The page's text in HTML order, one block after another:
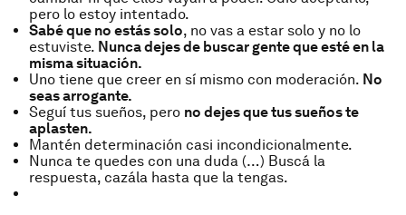
pero lo estoy intentado.
Sabé que no estás solo, no vas a estar solo y no lo
estuviste. Nunca dejes de buscar gente que esté en la
misma situación.
Uno tiene que creer en sí mismo con moderación. No
seas arrogante.
Seguí tus sueños, pero no dejes que tus sueños te
aplasten.
Mantén determinación casi incondicionalmente.
Nunca te quedes con una duda (…) Buscá la
respuesta, cazála hasta que la tengas.